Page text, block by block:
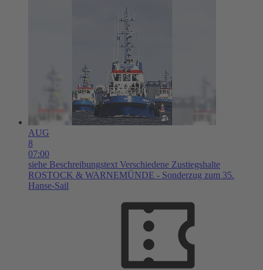
AUG
8
07:00
siehe Beschreibungstext Verschiedene Zustiegshalte
ROSTOCK & WARNEMÜNDE - Sonderzug zum 35.
Hanse-Sail